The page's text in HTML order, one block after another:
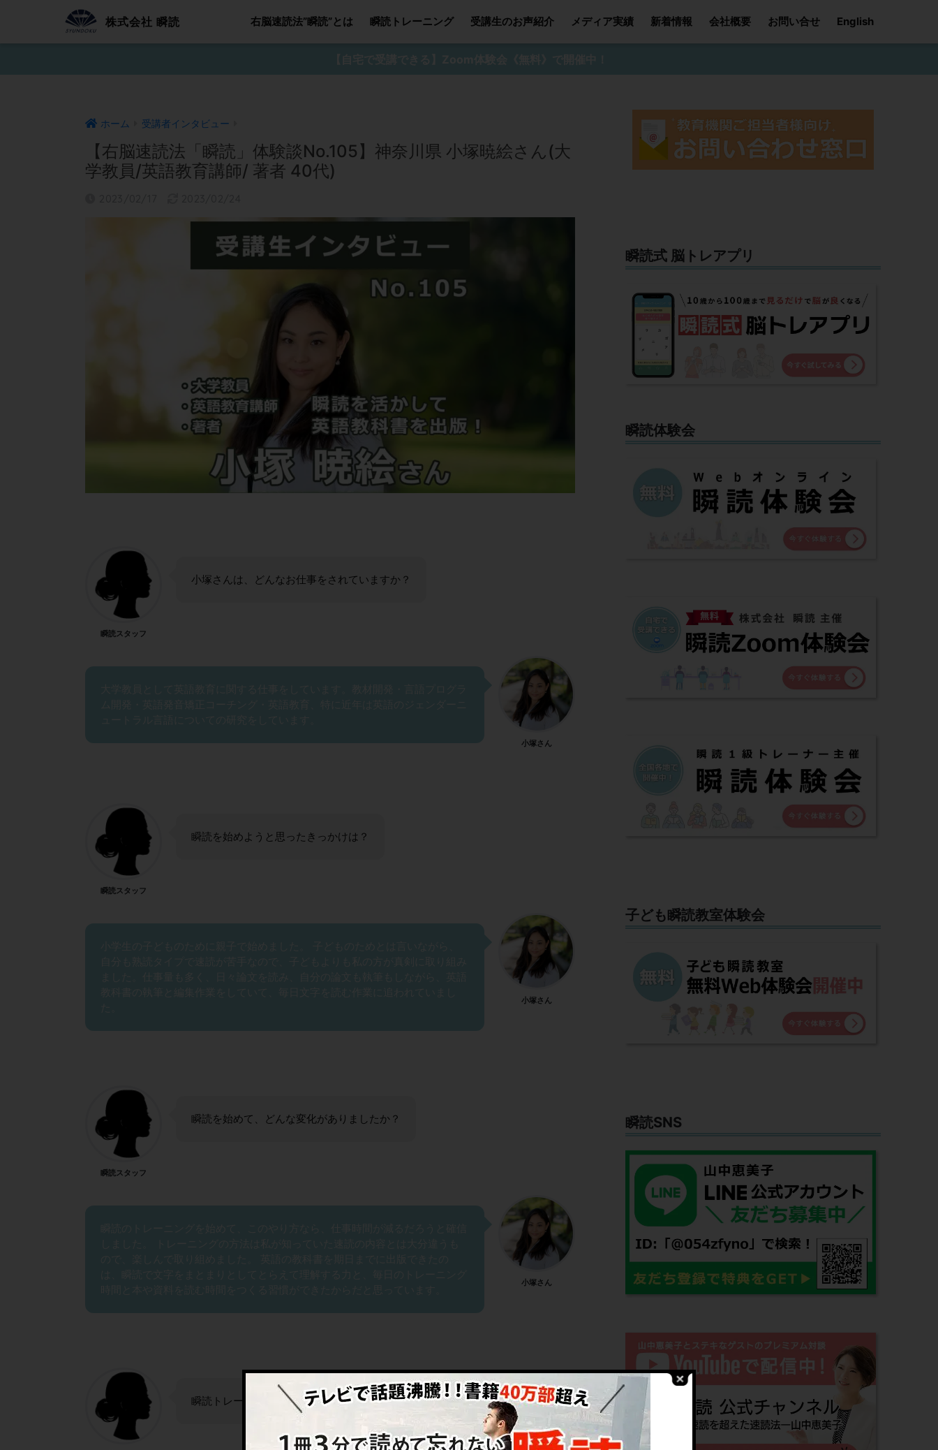
株式会社 瞬読 右脳速読法”瞬読”とは 瞬読トレーニング 受講生のお声紹介 メディア実績 新着情報 会社概要 お問い合せ English
ホーム 受講者インタビュー
【右脳速読法「瞬読」体験談No.105】神奈川県 小塚暁絵さん(大
学教員/英語教育講師/ 著者 40代)
瞬読スタッフ
小塚さんは、どんなお仕事をされていますか？
小塚さん
瞬読スタッフ
瞬読を始めようと思ったきっかけは？
小塚さん
瞬読スタッフ
瞬読を始めて、どんな変化がありましたか？
小塚さん
瞬読トレーニングは、どのようにされていらっしゃいましたか？
瞬読式 脳トレアプリ
瞬読体験会
子ども瞬読教室体験会
瞬読SNS